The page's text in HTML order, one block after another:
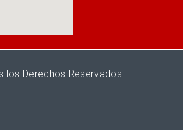
los Derechos Reservados